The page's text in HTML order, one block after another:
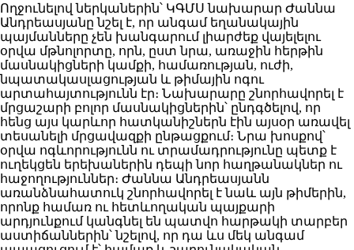
Ողջունելով ներկաներին՝ ԿԳՄՍ նախարար Ժաննա
Անդրեասյանը նշել է, որ անգամ եղանակային
պայմանները չեն խանգարում լիարժեք վայելելու
օրվա մթնոլորտը, որն, ըստ նրա, առաջին հերթին
մասնակիցների կամքի, համառության, ուժի,
նպատակասլացության և թիմային ոգու
արտահայտությունն էր։ Նախարարը շնորհավորել է
մրցաշարի բոլոր մասնակիցներին՝ ընդգծելով, որ
հենց այս կարևոր հատկանիշներն էին այսօր առավել
տեսանելի մրցավազքի ընթացքում։ Նրա խոսքով՝
օրվա ոգևորությունն ու տրամադրությունը պետք է
ուղեկցեն երեխաներին դեպի նոր հաղթանակներ ու
հաջողություններ։ Ժաննա Անդրեասյանն
առանձնահատուկ շնորհավորել է նաև այն թիմերին,
որոնք համառ ու հետևողական պայքարի
արդյունքում կանգնել են պատվո հարթակի տարբեր
աստիճաններին՝ նշելով, որ դա ևս մեկ անգամ